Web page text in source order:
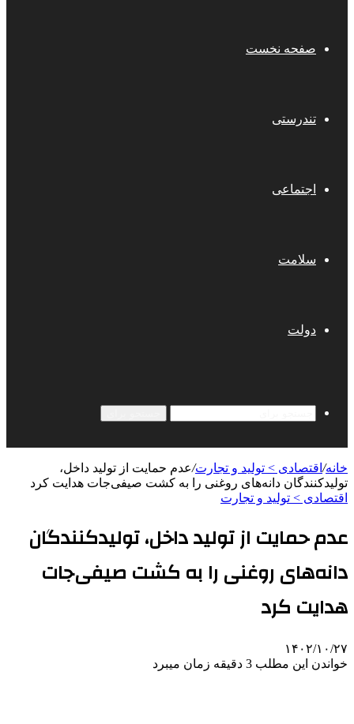
صفحه نخست
تندرستی
اجتماعی
سلامت
دولت
خانه/ اقتصادی > تولید و تجارت/عدم حمایت از تولید داخل،
تولیدکنندگان دانه‌های روغنی را به کشت صیفی‌جات هدایت کرد
اقتصادی > تولید و تجارت
عدم حمایت از تولید داخل، تولیدکنندگان
دانه‌های روغنی را به کشت صیفی‌جات
هدایت کرد
۱۴۰۲/۱۰/۲۷
خواندن این مطلب 3 دقیقه زمان میبرد